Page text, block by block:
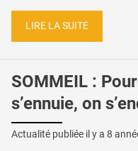
LIRE LA SUITE
SOMMEIL :
s’ennuie, on
Actualité publiée il y a 8